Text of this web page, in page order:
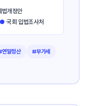
법개정안
● 국회 입법조사처
말정산 #부가세